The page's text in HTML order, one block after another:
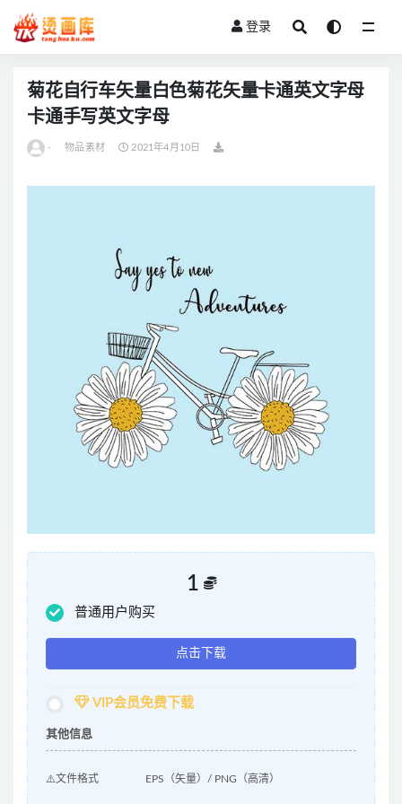
登录
菊花自行车矢量白色菊花矢量卡通英文字母
卡通手写英文字母
- 物品素材 2021年4月10日
1
普通用户购买
点击下载
VIP会员免费下载
其他信息
⚠️文件格式 EPS（矢量）/ PNG（高清）